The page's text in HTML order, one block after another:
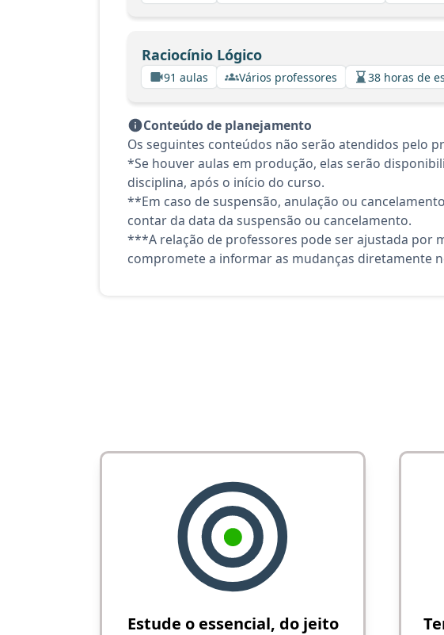
Raciocínio Lógico
91 aulas Vários professores 38 horas de
Conteúdo de planejamento
Os seguintes conteúdos não serão atendidos pelo
*Se houver aulas em produção, elas serão
disciplina, após o início do curso.
**Em caso de suspensão, anulação ou
contar da data da suspensão ou cancelamento.
***A relação de professores pode ser ajustada por
compromete a informar as mudanças diretamente
Estude o essencial, do jeito